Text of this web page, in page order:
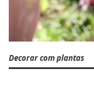
Decorar com plantas